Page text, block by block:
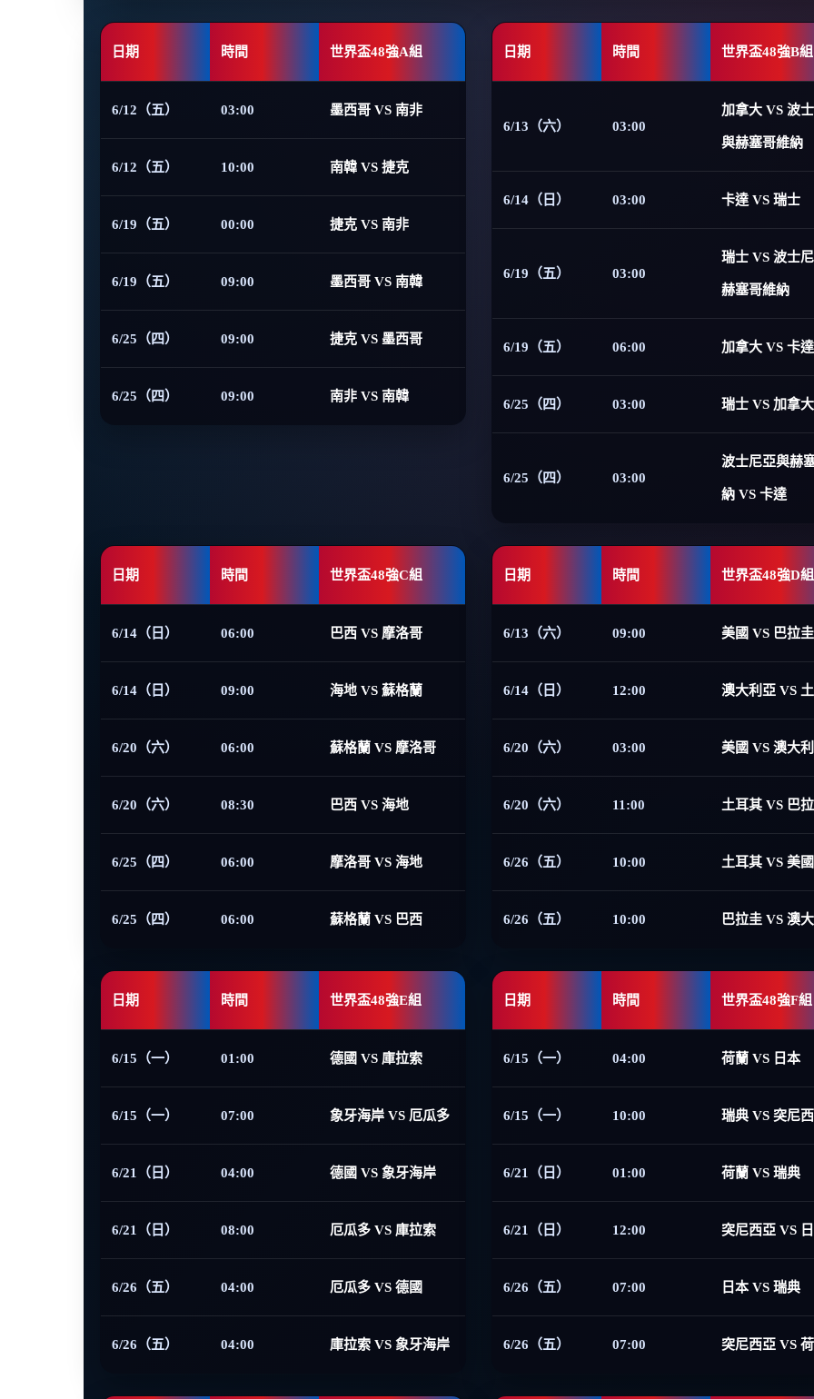
日期 時間 世界盃48強A組
6/12（五） 03:00 墨西哥 VS 南非
6/12（五） 10:00 南韓 VS 捷克
6/19（五） 00:00 捷克 VS 南非
6/19（五） 09:00 墨西哥 VS 南韓
6/25（四） 09:00 捷克 VS 墨西哥
6/25（四） 09:00 南非 VS 南韓
日期 時間 世界盃48強B組
6/13（六） 03:00
加拿大 VS 波
與赫塞哥維納
6/14（日） 03:00 卡達 VS 瑞士
6/19（五） 03:00
瑞士 VS 波士
赫塞哥維納
6/19（五） 06:00 加拿大 VS 卡達
6/25（四） 03:00 瑞士 VS 加拿大
6/25（四） 03:00
波士尼亞與赫
納 VS 卡達
日期 時間 世界盃48強C組
6/14（日） 06:00 巴西 VS 摩洛哥
6/14（日） 09:00 海地 VS 蘇格蘭
6/20（六） 06:00 蘇格蘭 VS 摩洛哥
6/20（六） 08:30 巴西 VS 海地
6/25（四） 06:00 摩洛哥 VS 海地
6/25（四） 06:00 蘇格蘭 VS 巴西
日期 時間 世界盃48強D組
6/13（六） 09:00 美國 VS 巴拉圭
6/14（日） 12:00 澳大利亞 VS
6/20（六） 03:00 美國 VS 澳大
6/20（六） 11:00 土耳其 VS 巴
6/26（五） 10:00 土耳其 VS 美國
6/26（五） 10:00 巴拉圭 VS 澳
日期 時間 世界盃48強E組
6/15（一） 01:00 德國 VS 庫拉索
6/15（一） 07:00 象牙海岸 VS 厄瓜多
6/21（日） 04:00 德國 VS 象牙海岸
6/21（日） 08:00 厄瓜多 VS 庫拉索
6/26（五） 04:00 厄瓜多 VS 德國
6/26（五） 04:00 庫拉索 VS 象牙海岸
日期 時間 世界盃48強F組
6/15（一） 04:00 荷蘭 VS 日本
6/15（一） 10:00 瑞典 VS 突尼
6/21（日） 01:00 荷蘭 VS 瑞典
6/21（日） 12:00 突尼西亞 VS
6/26（五） 07:00 日本 VS 瑞典
6/26（五） 07:00 突尼西亞 VS